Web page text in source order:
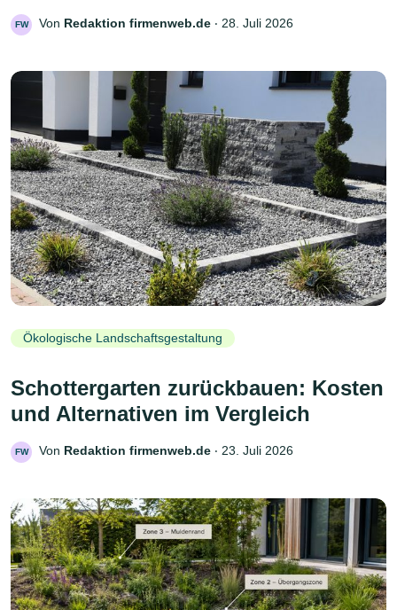
FW Von Redaktion firmenweb.de ‧ 28. Juli 2026
Ökologische Landschaftsgestaltung
Schottergarten zurückbauen: Kosten
und Alternativen im Vergleich
FW Von Redaktion firmenweb.de ‧ 23. Juli 2026